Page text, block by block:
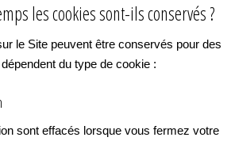
les cookies sont-ils conservés ?
le Site peuvent être conservés pour des
du type de cookie :
sont effacés lorsque vous fermez votre